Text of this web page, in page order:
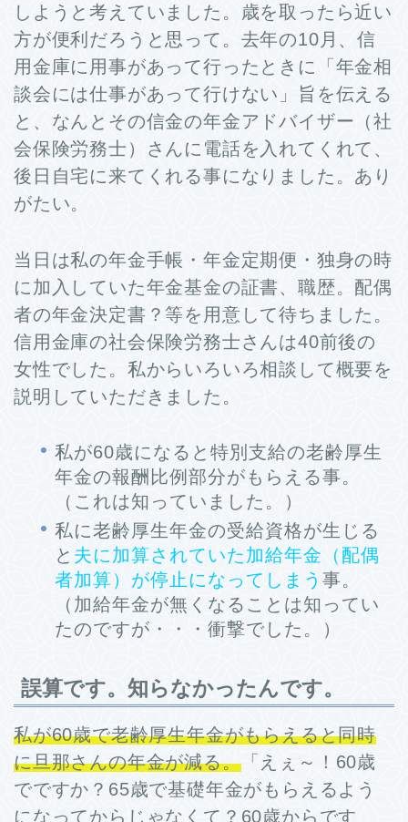
しようと考えていました。歳を取ったら近い
方が便利だろうと思って。去年の10月、信
用金庫に用事があって行ったときに「年金相
談会には仕事があって行けない」旨を伝える
と、なんとその信金の年金アドバイザー（社
会保険労務士）さんに電話を入れてくれて、
後日自宅に来てくれる事になりました。あり
がたい。
当日は私の年金手帳・年金定期便・独身の時
に加入していた年金基金の証書、職歴。配偶
者の年金決定書？等を用意して待ちました。
信用金庫の社会保険労務士さんは40前後の
女性でした。私からいろいろ相談して概要を
説明していただきました。
私が60歳になると特別支給の老齢厚生
年金の報酬比例部分がもらえる事。
（これは知っていました。）
私に老齢厚生年金の受給資格が生じる
と 夫に加算されていた加給年金（配偶
者加算）が停止になってしまう 事。
（加給年金が無くなることは知ってい
たのですが・・・衝撃でした。）
誤算です。知らなかったんです。
私が60歳で老齢厚生年金がもらえると同時
に旦那さんの年金が減る。「えぇ～！60歳
でですか？65歳で基礎年金がもらえるよう
になってからじゃなくて？60歳からです